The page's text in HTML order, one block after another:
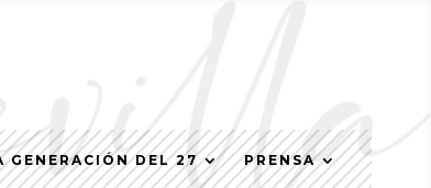
GENERACIÓN DEL 27
PRENSA